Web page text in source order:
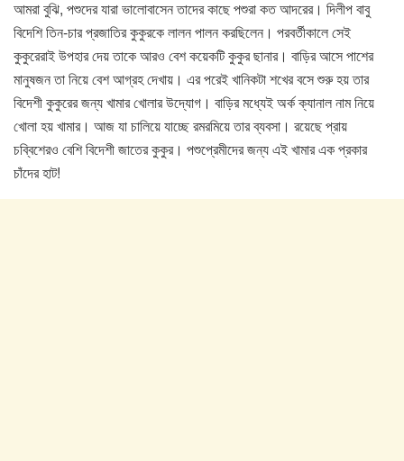
আমরা বুঝি, পশুদের যারা ভালোবাসেন তাদের কাছে পশুরা কত আদরের। দিলীপ বাবু
বিদেশি তিন-চার প্রজাতির কুকুরকে লালন পালন করছিলেন। পরবর্তীকালে সেই
কুকুরেরাই উপহার দেয় তাকে আরও বেশ কয়েকটি কুকুর ছানার। বাড়ির আসে পাশের
মানুষজন তা নিয়ে বেশ আগ্রহ দেখায়। এর পরেই খানিকটা শখের বসে শুরু হয় তার
বিদেশী কুকুরের জন্য খামার খোলার উদ্যোগ। বাড়ির মধ্যেই অর্ক ক্যানাল নাম নিয়ে
খোলা হয় খামার। আজ যা চালিয়ে যাচ্ছে রমরমিয়ে তার ব্যবসা। রয়েছে প্রায়
চব্বিশেরও বেশি বিদেশী জাতের কুকুর। পশুপ্রেমীদের জন্য এই খামার এক প্রকার
চাঁদের হাট!